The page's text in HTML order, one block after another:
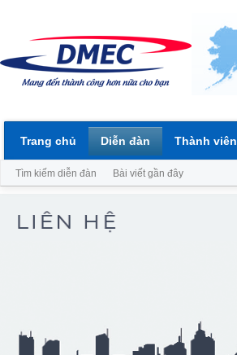
Trang chủ Diễn đàn
Tìm kiếm diễn đàn Bài viết gần đây
Thành viên